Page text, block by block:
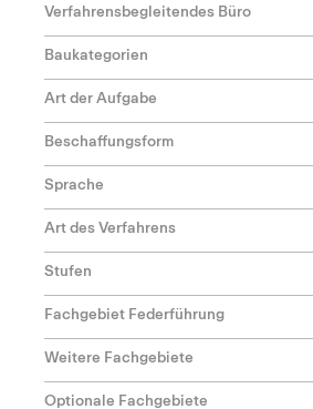
Verfahrensbegleitendes Büro
Baukategorien
Art der Aufgabe
Beschaffungsform
Sprache
Art des Verfahrens
Stufen
Fachgebiet Federführung
Weitere Fachgebiete
Optionale Fachgebiete